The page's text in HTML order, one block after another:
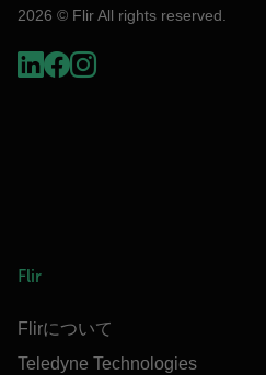
2026 © Flir All rights reserved.
Flir
Flirについて
Teledyne Technologies